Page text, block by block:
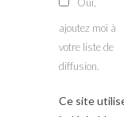
ajoutez moi à
votre liste de
diffusion.
Ce site